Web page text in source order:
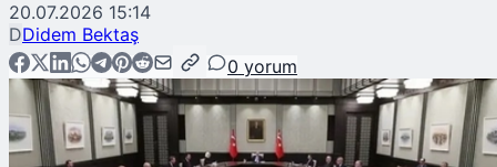
20.07.2026 15:14
DDidem Bektaş
0 yorum